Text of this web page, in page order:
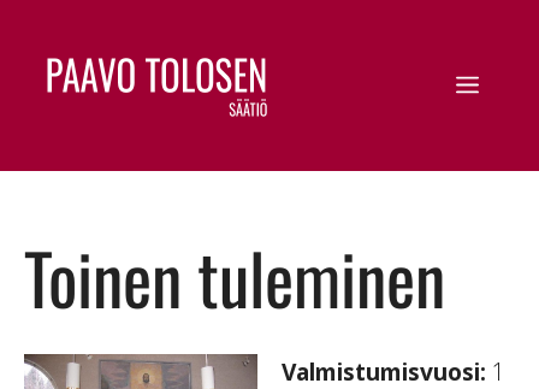
Toinen tuleminen
Valmistumisvuosi: 1